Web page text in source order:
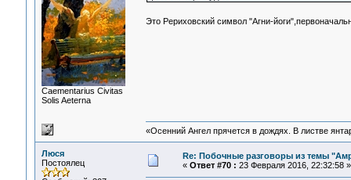
Сaementarius Civitas
Solis Aeterna
Это Рериховский символ "Агни-
«Осенний Ангел прячется в дождях. В листве
Люся
Постоялец
Re: Побочные разговоры из темы
« Ответ #70 : 23 Февраля 2016, 22:32:58 »